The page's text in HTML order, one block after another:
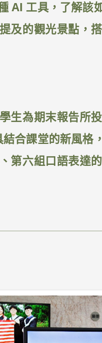
AI 工具，了解該
及的觀光景點，
生為期末報告所
合課堂的新風格
第六組口語表達